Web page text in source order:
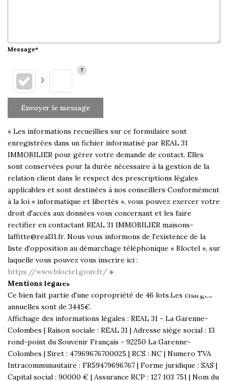
Message*
Envoyer le message
« Les informations recueillies sur ce formulaire sont
enregistrées dans un fichier informatisé par REAL 31
IMMOBILIER pour gérer votre demande de contact. Elles
sont conservées pour la durée nécessaire à la gestion de la
relation client dans le respect des prescriptions légales
applicables et sont destinées à nos conseillers Conformément
à la loi « informatique et libertés », vous pouvez exercer votre
droit d'accès aux données vous concernant et les faire
rectifier en contactant REAL 31 IMMOBILIER maisons-
laffitte@real31.fr. Nous vous informons de l'existence de la
liste d'opposition au démarchage téléphonique « Bloctel », sur
laquelle vous pouvez vous inscrire ici :
https://www.bloctel.gouv.fr/ »
Mentions légales
Ce bien fait partie d'une copropriété de 46 lots.Les charges
annuelles sont de 3445€.
Affichage des informations légales : REAL 31 - La Garenne-
Colombes | Raison sociale : REAL 31 | Adresse siège social : 13
rond-point du Souvenir Français - 92250 La Garenne-
Colombes | Siret : 47969676700025 | RCS : NC | Numero TVA
Intracommunautaire : FR59479696767 | Forme juridique : SAS |
Capital social : 90000 € | Assurance RCP : 127 103 751 | Nom du